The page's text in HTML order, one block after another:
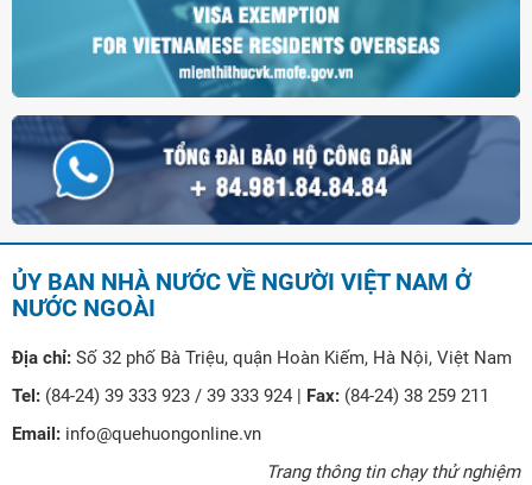
ỦY BAN NHÀ NƯỚC VỀ NGƯỜI VIỆT NAM Ở
NƯỚC NGOÀI
Địa chỉ: Số 32 phố Bà Triệu, quận Hoàn Kiếm, Hà Nội, Việt Nam
Tel: (84-24) 39 333 923 / 39 333 924 | Fax: (84-24) 38 259 211
Email: info@quehuongonline.vn
Trang thông tin chạy thử nghiệm